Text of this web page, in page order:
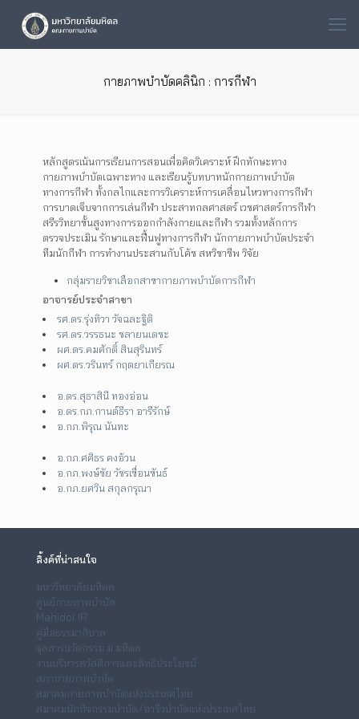
กายภาพบำบัดคลินิก : การกีฬา
หลักสูตรเน้นการเรียนการสอนเพื่อคิดวิเคราะห์ ฝึกทักษะทาง
กายภาพบำบัดเฉพาะทาง และเรียนรู้บทบาทนักกายภาพบำบัด
ทางการกีฬา ทั้งกลไกและการวิเคราะห์การเคลื่อนไหวทางการกีฬา
การบาดเจ็บจากการเล่นกีฬา ประสาทกลศาสตร์ เวชศาสตร์การกีฬา
สรีรวิทยาขั้นสูงทางการออกกำลังกายและกีฬา รวมทั้งหลักการ
ตรวจประเมิน รักษาและฟื้นฟูทางการกีฬา นักกายภาพบำบัดประจำ
ทีมนักกีฬา การทำงานประสานกับโค้ช สหวิชาชีพ วิจัย
กลุ่มรายวิชาเลือกสาขากายภาพบำบัดการกีฬา
อาจารย์ประจำสาขา
รศ.ดร.รุ่งทิวา วัจฉละฐิติ
รศ.ดร.วรรธนะ ชลายนเดชะ
ผศ.ดร.คมศักดิ์ สินสุรินทร์
ผศ.ดร.วรินทร์ กฤตยาเกียรณ
อ.ดร.สุธาสินี ทองอ่อน
อ.ดร.กภ.กานต์ธีรา อารีรักษ์
อ.กภ.พิรุณ นันทะ
อ.กภ.ศศิธร คงอ้วน
อ.กภ.พงษ์ชัย วัชรเขื่อนขันธ์
อ.กภ.ยศวิน สกุลกรุณา
ลิ้งค์ที่น่าสนใจ
มหาวิทยาลัยมหิดล
ศูนย์กายภาพบำบัด
Mahidol IR
คู่มือธรรมาภิบาล
จุลสารนวัตกรรม ม.มหิดล
งานบริหารสวัสดิการและสิทธิประโยชน์
สภากายภาพบำบัด
สมาคมกายภาพบำบัดแห่งประเทศไทย
สมาคมนักกิจกรรมบำบัด/อาชีวบำบัดแห่งประเทศไทย